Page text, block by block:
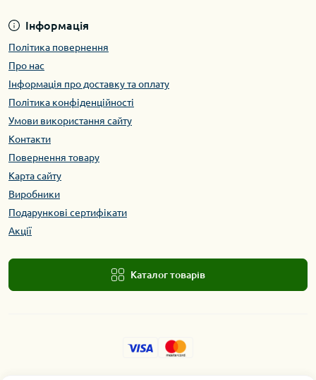
Інформація
Політика повернення
Про нас
Інформація про доставку та оплату
Політика конфіденційності
Умови використання сайту
Контакти
Повернення товару
Карта сайту
Виробники
Подарункові сертифікати
Акції
Каталог товарів